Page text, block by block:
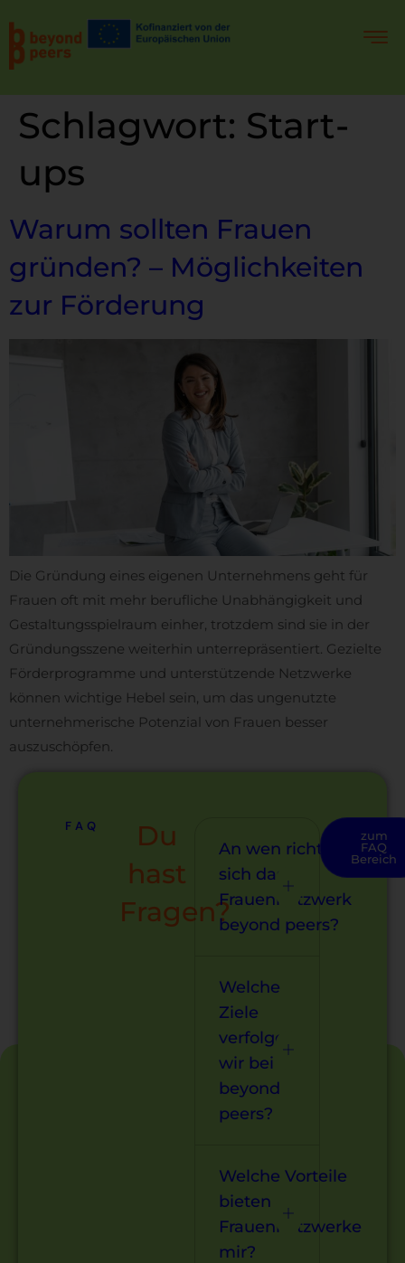
Schlagwort: Start-
ups
Warum sollten Frauen
gründen? – Möglichkeiten
zur Förderung
Die Gründung eines eigenen Unternehmens geht für
Frauen oft mit mehr berufliche Unabhängigkeit und
Gestaltungsspielraum einher, trotzdem sind sie in der
Gründungsszene weiterhin unterrepräsentiert. Gezielte
Förderprogramme und unterstützende Netzwerke
können wichtige Hebel sein, um das ungenutzte
unternehmerische Potenzial von Frauen besser
auszuschöpfen.
FAQ
Du
hast
Fragen?
An wen richtet
sich das
Frauennetzwerk
beyond peers?
Welche
Ziele
verfolgen
wir bei
beyond
peers?
Welche Vorteile
bieten
Frauennetzwerke
mir?
zum
FAQ
Bereich